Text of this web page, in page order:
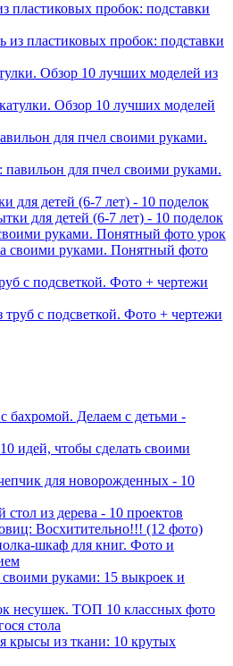
пластиковых пробок: подставки
Обзор 10 лучших моделей из
для пчел своими руками.
для детей (6-7 лет) - 10 поделок
руками. Понятный фото урок
с подсветкой. Фото + чертежи
бахромой. Делаем с детьми -
идей, чтобы сделать своими
для новорожденных - 10
из дерева - 10 проектов
Восхитительно!!! (12 фото)
шкаф для книг. Фото и
руками: 15 выкроек и
несушек. ТОП 10 классных фото
стола
крысы из ткани: 10 крутых